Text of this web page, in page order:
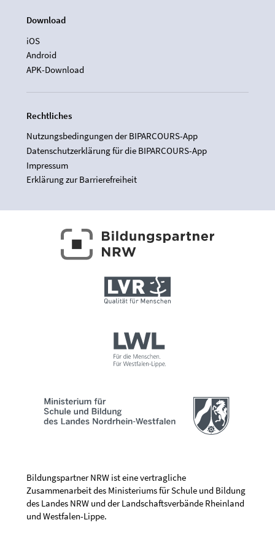
Download
iOS
Android
APK-Download
Rechtliches
Nutzungsbedingungen der BIPARCOURS-App
Datenschutzerklärung für die BIPARCOURS-App
Impressum
Erklärung zur Barrierefreiheit
Bildungspartner NRW ist eine vertragliche
Zusammenarbeit des Ministeriums für Schule und Bildung
des Landes NRW und der Landschaftsverbände Rheinland
und Westfalen-Lippe.